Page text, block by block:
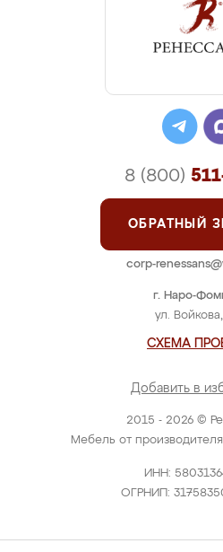
2015 - 2026 ©
Мебель от
ИНН:
ОГРНИП:
г. Наро-
ул.
СХЕМА
Добавить в
8 (800)
ОБРАТНЫЙ
corp-